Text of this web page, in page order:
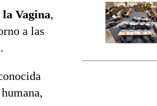
Vagina,
a las
.
Preventiva en
tres comunas